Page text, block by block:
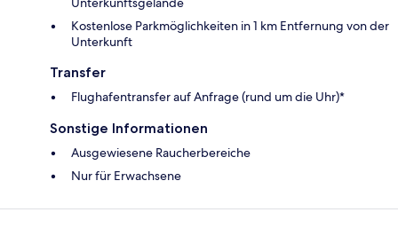
Kostenlose Parkmöglichkeiten in 1 km Entfernung von der
Unterkunft
Transfer
Flughafentransfer auf Anfrage (rund um die Uhr)*
Sonstige Informationen
Ausgewiesene Raucherbereiche
Nur für Erwachsene